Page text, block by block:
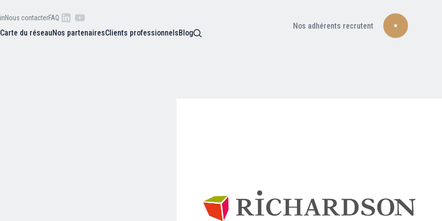
Nous contacterFAQ
Carte du réseauNos partenairesClients professionnelsBlog
Nos adhérents recrutent